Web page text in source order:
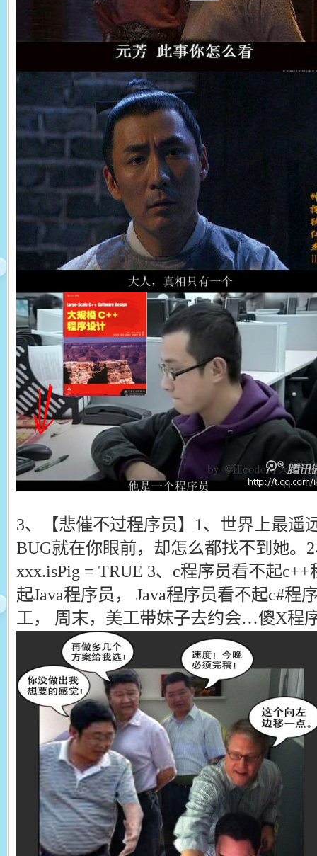
3、【悲催不过程序员】1、世界上最遥
BUG就在你眼前，却怎么都找不到她。
xxx.isPig = TRUE 3、c程序员看不起
起Java程序员， Java程序员看不起c#程
工， 周末，美工带妹子去约会…傻X程